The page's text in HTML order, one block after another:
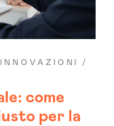
come
per la